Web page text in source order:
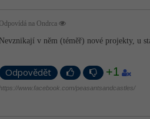
na Ondrca
Nevznikají v něm (téměř) nové projekty, u
Odpovědět +1
https://www.facebook.com/peasantsandcastles/